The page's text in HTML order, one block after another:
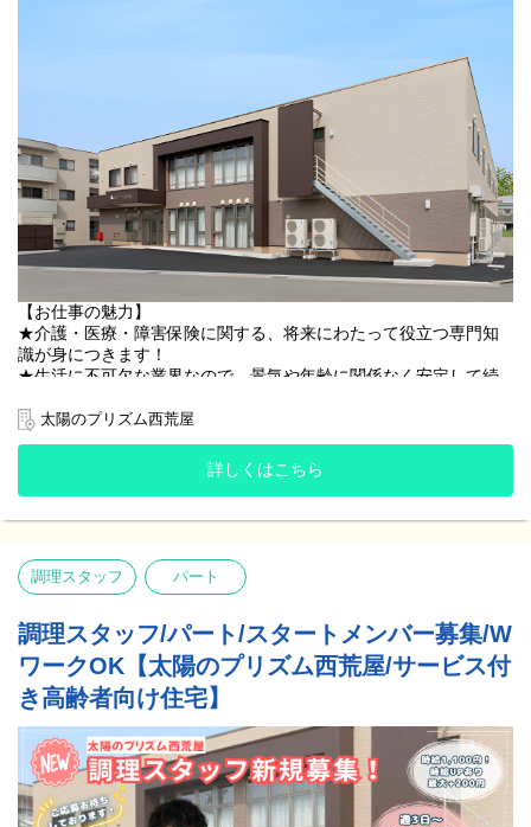
『PDハウスは残業がほとんどなく、月の平均残業時間もわずか5.7
年間休日も120日あって、休みもしっかり取れます。
前職と比べてプライベートの時間が増えて充実しています。』
『以前は通院や役所での手続き、子供の学校行事など、平日にし
かできない用事は有給休暇を利用していました。
現在は平日休みの日があるため、有給を使わずに対応できるよう
になりました。』
『ご入居者様やご家族様、職員から“ありがとう” や “助かりま
す”と言った感謝の言葉や喜びの声を直接頂けるやりがいのあるお
仕事です。
来客対応や業者さんとのやり取りなど、人と接する機会が多いた
『産休・育休を取って復職しました。
周りのスタッフにも温かく受け入れてもらえて、家庭と仕事の両
また男性も育休を積極的に取られていて、社員の満足度向上、働
きやすい環境づくりに積極的に取り組んでいる会社だと思いま
『私たちは直接ご入居者様に生活支援などを行うことはありませ
います。
職種の壁に越えて、スタッフ全員でご入居者様のことを考えられ
る方と一緒に働けると嬉しいです。』
【お仕事の魅力】
★介護・医療・障害保険に関する、将来にわたって役立つ専門知
識が身につきます！
★生活に不可欠な業界なので、景気や年齢に関係なく安定して続
★ご入居者様やご家族様、スタッフから「ありがとう」や「助か
★来客対応や取引先様とのやり取りなど人と接する機会が多いの
けてくださいね。
職種間の壁を越えてみんなで助け合いながら、ご入居者様の安心
【太陽のプリズム西荒屋はこんな施設です】
☆サービス付き高齢者向け住宅の「医療特化型住宅」です。
☆24時間体制で看護師や介護士が医師と連携し、「その方らしく
輝いて生きる」ことを応援させていただいています。
また、在宅医との連携により的確な医療処置を提供することがで
きます。
☆職種間の壁を越え、スタッフ全員でご入居者様のことを一番に
考え、サービスを提供しています！
太陽のプリズム西荒屋
詳しくはこちら
調理スタッフ パート
調理スタッフ/パート/スタートメンバー募集/W
ワークOK【太陽のプリズム西荒屋/サービス付
き高齢者向け住宅】